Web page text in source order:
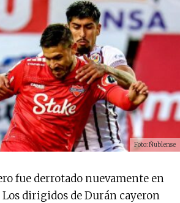
Foto: Ñublense
fue derrotado nuevamente en
Los dirigidos de Durán cayeron